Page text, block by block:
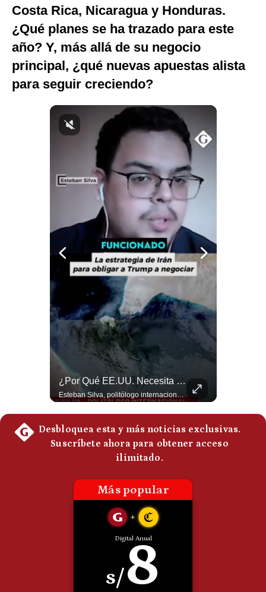
Y
De
Politica
De
Cookies
Preguntas
Costa Rica, Nicaragua y Honduras.
¿Qué planes se ha trazado para este
año? Y, más allá de su negocio
principal, ¿qué nuevas apuestas alista
para seguir creciendo?
¿Por Qué EE.UU. Necesita Desesperadamente Al Golfo? | Gestión Mundo